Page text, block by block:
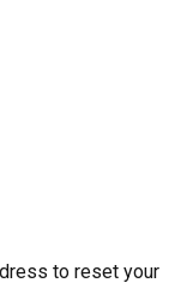
to reset your